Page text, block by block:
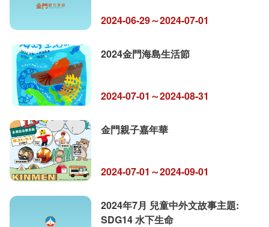
2024-06-29～2024-07-01
2024金門海島生活節
2024-07-01～2024-08-31
金門親子嘉年華
2024-07-01～2024-09-01
2024年7月 兒童中外文故事主題:
SDG14 水下生命